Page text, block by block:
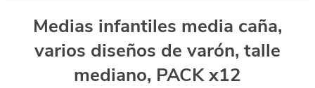
Medias infantiles media caña,
varios diseños de varón, talle
mediano, PACK x12